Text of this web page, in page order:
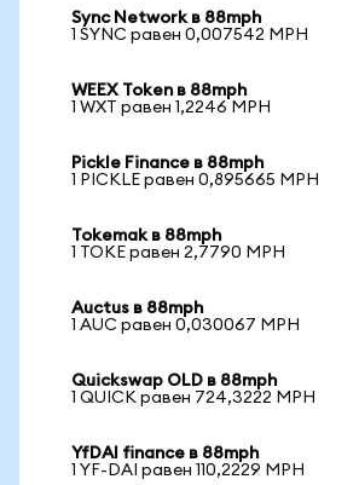
Sync Network в 88mph
1 SYNC равен 0,007542 MPH
WEEX Token в 88mph
1 WXT равен 1,2246 MPH
Pickle Finance в 88mph
1 PICKLE равен 0,895665 MPH
Tokemak в 88mph
1 TOKE равен 2,7790 MPH
Auctus в 88mph
1 AUC равен 0,030067 MPH
Quickswap OLD в 88mph
1 QUICK равен 724,3222 MPH
YfDAI finance в 88mph
1 YF-DAI равен 110,2229 MPH